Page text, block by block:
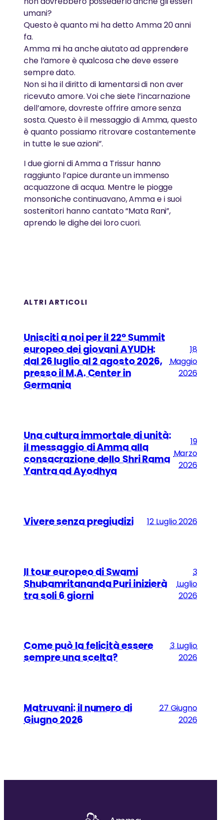
umani?
Questo è quanto mi ha detto Amma 20 anni
fa.
Amma mi ha anche aiutato ad apprendere
che l’amore è qualcosa che deve essere
sempre dato.
Non si ha il diritto di lamentarsi di non aver
ricevuto amore. Voi che siete l’incarnazione
dell’amore, dovreste offrire amore senza
sosta. Questo è il messaggio di Amma, questo
è quanto possiamo ritrovare costantemente
in tutte le sue azioni”.
I due giorni di Amma a Trissur hanno
raggiunto l’apice durante un immenso
acquazzone di acqua. Mentre le piogge
monsoniche continuavano, Amma e i suoi
sostenitori hanno cantato “Mata Rani”,
aprendo le dighe dei loro cuori.
ALTRI ARTICOLI
Unisciti a noi per il 22° Summit
europeo dei giovani AYUDH:
dal 26 luglio al 2 agosto 2026,
presso il M.A. Center in
Germania
18
Maggio
2026
Una cultura immortale di unità:
il messaggio di Amma alla
consacrazione dello Shri Rama
Yantra ad Ayodhya
19
Marzo
2026
Vivere senza pregiudizi 12 Luglio 2026
Il tour europeo di Swami
Shubamritananda Puri inizierà
tra soli 6 giorni
3
Luglio
2026
Come può la felicità essere
sempre una scelta?
3 Luglio
2026
Matruvani: il numero di
Giugno 2026
27 Giugno
2026